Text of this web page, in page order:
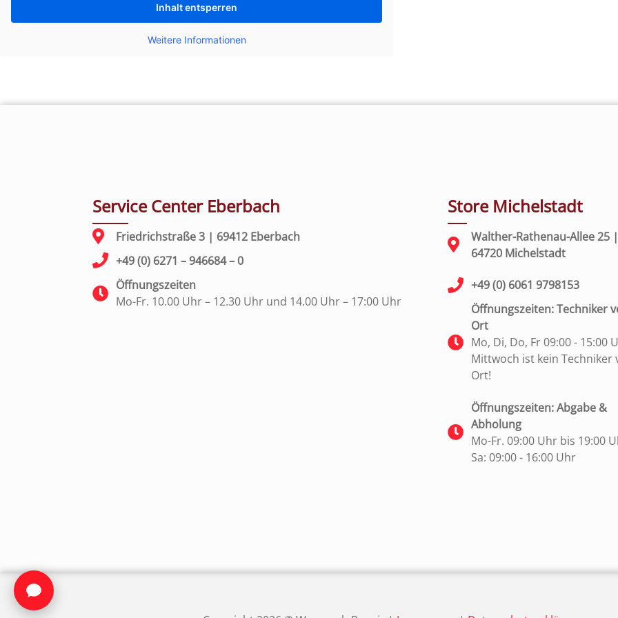
Inhalt entsperren
Weitere Informationen
Service Center Eberbach
Friedrichstraße 3 | 69412 Eberbach
+49 (0) 6271 – 946684 – 0
Öffnungszeiten
Mo-Fr. 10.00 Uhr – 12.30 Uhr und 14.00 Uhr – 17:00 Uhr
Store Michelstadt
Walther-Rathenau-Allee 25
64720 Michelstadt
+49 (0) 6061 9798153
Öffnungszeiten: Techniker
Ort
Mo, Di, Do, Fr 09:00 - 15:00
Mittwoch ist kein Techniker
Ort!
Öffnungszeiten: Abgabe &
Abholung
Mo-Fr. 09:00 Uhr bis 19:00
Sa: 09:00 - 16:00 Uhr